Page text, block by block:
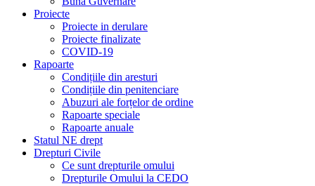
Proiecte
Proiecte in derulare
Proiecte finalizate
COVID-19
Rapoarte
Condițiile din aresturi
Condițiile din penitenciare
Abuzuri ale forțelor de ordine
Rapoarte speciale
Rapoarte anuale
Statul NE drept
Drepturi Civile
Ce sunt drepturile omului
Drepturile Omului la CEDO